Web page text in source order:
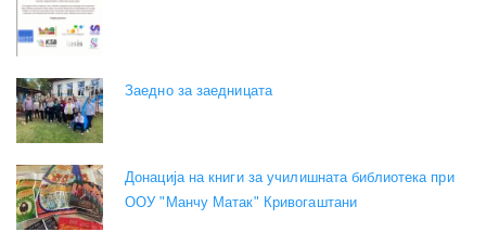
Заедно за заедницата
Донација на книги за училишната библиотека при
ООУ "Манчу Матак" Кривогаштани